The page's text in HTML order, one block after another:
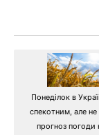
Понеділок в
спекотним, але
прогноз погоди